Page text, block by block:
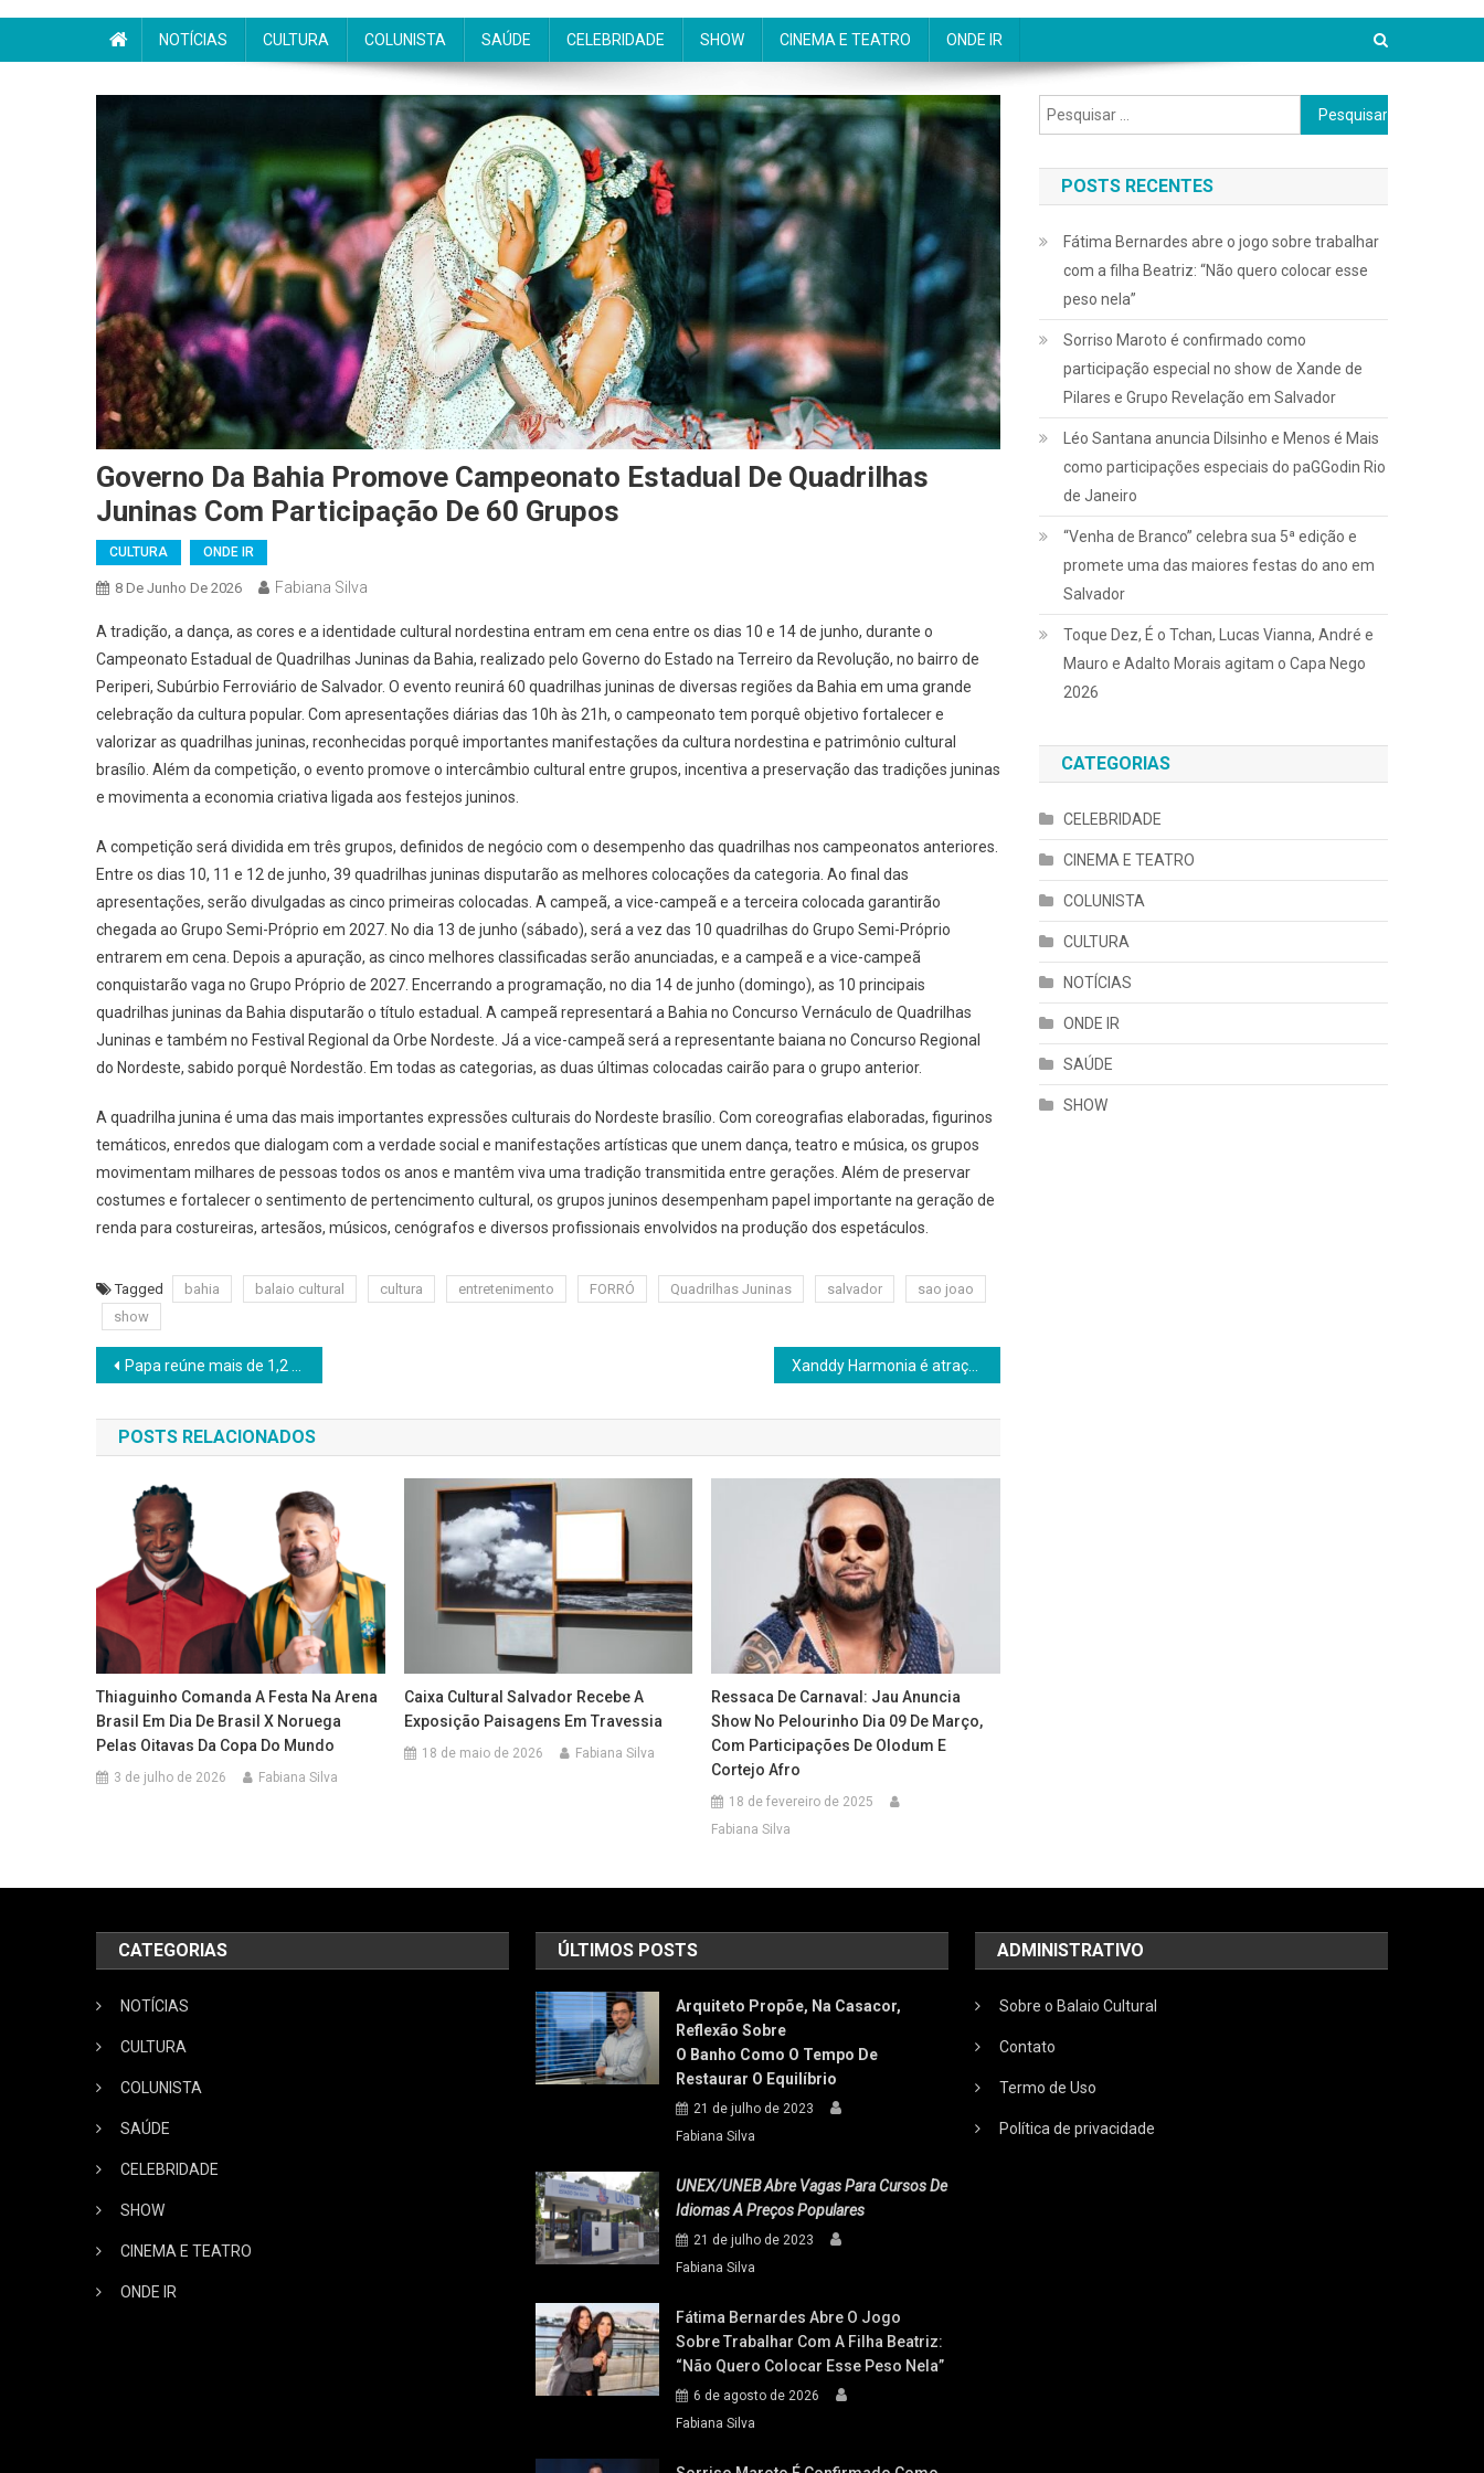
NOTÍCIAS CULTURA COLUNISTA SAÚDE CELEBRIDADE SHOW CINEMA E TEATRO ONDE IR
Governo Da Bahia Promove Campeonato Estadual De Quadrilhas
Juninas Com Participação De 60 Grupos
CULTURA ONDE IR
8 De Junho De 2026 Fabiana Silva
A tradição, a dança, as cores e a identidade cultural nordestina entram em cena entre os dias 10 e 14 de junho, durante o
Campeonato Estadual de Quadrilhas Juninas da Bahia, realizado pelo Governo do Estado na Terreiro da Revolução, no bairro de
Periperi, Subúrbio Ferroviário de Salvador. O evento reunirá 60 quadrilhas juninas de diversas regiões da Bahia em uma grande
celebração da cultura popular. Com apresentações diárias das 10h às 21h, o campeonato tem porquê objetivo fortalecer e
valorizar as quadrilhas juninas, reconhecidas porquê importantes manifestações da cultura nordestina e patrimônio cultural
brasílio. Além da competição, o evento promove o intercâmbio cultural entre grupos, incentiva a preservação das tradições juninas
e movimenta a economia criativa ligada aos festejos juninos.
A competição será dividida em três grupos, definidos de negócio com o desempenho das quadrilhas nos campeonatos anteriores.
Entre os dias 10, 11 e 12 de junho, 39 quadrilhas juninas disputarão as melhores colocações da categoria. Ao final das
apresentações, serão divulgadas as cinco primeiras colocadas. A campeã, a vice-campeã e a terceira colocada garantirão
chegada ao Grupo Semi-Próprio em 2027. No dia 13 de junho (sábado), será a vez das 10 quadrilhas do Grupo Semi-Próprio
entrarem em cena. Depois a apuração, as cinco melhores classificadas serão anunciadas, e a campeã e a vice-campeã
conquistarão vaga no Grupo Próprio de 2027. Encerrando a programação, no dia 14 de junho (domingo), as 10 principais
quadrilhas juninas da Bahia disputarão o título estadual. A campeã representará a Bahia no Concurso Vernáculo de Quadrilhas
Juninas e também no Festival Regional da Orbe Nordeste. Já a vice-campeã será a representante baiana no Concurso Regional
do Nordeste, sabido porquê Nordestão. Em todas as categorias, as duas últimas colocadas cairão para o grupo anterior.
A quadrilha junina é uma das mais importantes expressões culturais do Nordeste brasílio. Com coreografias elaboradas, figurinos
temáticos, enredos que dialogam com a verdade social e manifestações artísticas que unem dança, teatro e música, os grupos
movimentam milhares de pessoas todos os anos e mantêm viva uma tradição transmitida entre gerações. Além de preservar
costumes e fortalecer o sentimento de pertencimento cultural, os grupos juninos desempenham papel importante na geração de
renda para costureiras, artesãos, músicos, cenógrafos e diversos profissionais envolvidos na produção dos espetáculos.
Tagged bahia balaio cultural cultura entretenimento FORRÓ Quadrilhas Juninas salvador
sao joao
show
Navegação
de
Post
Papa reúne mais de 1,2 milhão de fiéis em Madri e pede renovação da fé católica
POSTS RELACIONADOS
Thiaguinho Comanda A Festa Na Arena
Brasil Em Dia De Brasil X Noruega
Pelas Oitavas Da Copa Do Mundo
3 de julho de 2026 Fabiana Silva
Caixa Cultural Salvador Recebe A
Exposição Paisagens Em Travessia
18 de maio de 2026 Fabiana Silva
Ressaca De Carnaval: Jau Anuncia
Show No Pelourinho Dia 09 De Março,
Com Participações De Olodum E
Cortejo Afro
18 de fevereiro de 2025
Fabiana Silva
Pesquisar
por:
POSTS RECENTES
Fátima Bernardes abre o jogo sobre trabalhar
com a filha Beatriz: “Não quero colocar esse
peso nela”
Sorriso Maroto é confirmado como
participação especial no show de Xande de
Pilares e Grupo Revelação em Salvador
Léo Santana anuncia Dilsinho e Menos é Mais
como participações especiais do paGGodin Rio
de Janeiro
“Venha de Branco” celebra sua 5ª edição e
promete uma das maiores festas do ano em
Salvador
Toque Dez, É o Tchan, Lucas Vianna, André e
Mauro e Adalto Morais agitam o Capa Nego
2026
CATEGORIAS
CELEBRIDADE
CINEMA E TEATRO
COLUNISTA
CULTURA
NOTÍCIAS
ONDE IR
SAÚDE
SHOW
CATEGORIAS
NOTÍCIAS
CULTURA
COLUNISTA
SAÚDE
CELEBRIDADE
SHOW
CINEMA E TEATRO
ONDE IR
ÚLTIMOS POSTS
Arquiteto Propõe, Na Casacor,
Reflexão Sobre
O Banho Como O Tempo De
Restaurar O Equilíbrio
21 de julho de 2023
Fabiana Silva
UNEX/UNEB Abre Vagas Para Cursos De
Idiomas A Preços Populares
21 de julho de 2023
Fabiana Silva
Fátima Bernardes Abre O Jogo
Sobre Trabalhar Com A Filha Beatriz:
“Não Quero Colocar Esse Peso Nela”
6 de agosto de 2026
Fabiana Silva
ADMINISTRATIVO
Sobre o Balaio Cultural
Contato
Termo de Uso
Política de privacidade